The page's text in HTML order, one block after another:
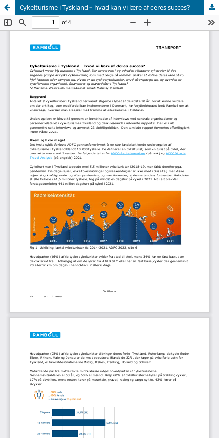
Cykelturisme i Tyskland – hvad kan vi lære af deres succes?